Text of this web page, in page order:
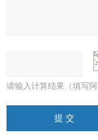
请输入计算结果（填写